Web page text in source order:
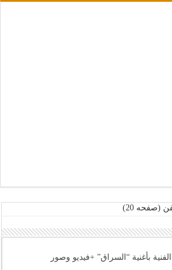
(صفحه 20)
بأغنية “السراق” +فيديو وصور